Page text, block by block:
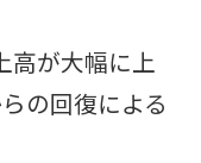
高が大幅に上
の回復による